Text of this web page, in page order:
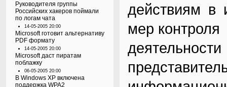
Руководителя группы
Российских хакеров поймали
по логам чата
14-05-2005 20:00
Microsoft готовит альтернативу
PDF формату
14-05-2005 20:00
Microsoft даст пиратам
поблажку
06-05-2005 20:00
В Windows XP включена
поддержка WPA2
действиям в
мер контроля